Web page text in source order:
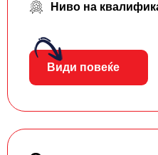
Ниво на
Види повеќе